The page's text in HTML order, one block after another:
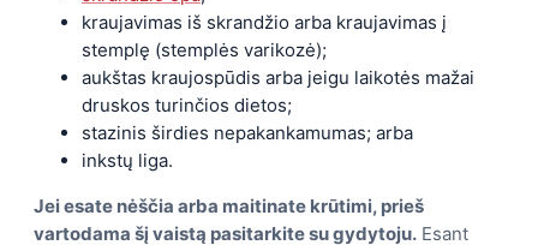
kraujavimas iš skrandžio arba kraujavimas į
stemplę (stemplės varikozė);
aukštas kraujospūdis arba jeigu laikotės mažai
druskos turinčios dietos;
stazinis širdies nepakankamumas; arba
inkstų liga.
Jei esate nėščia arba maitinate krūtimi, prieš
vartodama šį vaistą pasitarkite su gydytoju. Esant